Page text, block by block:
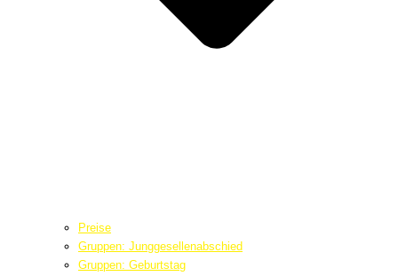
Preise
Gruppen: Junggesellenabschied
Gruppen: Geburtstag